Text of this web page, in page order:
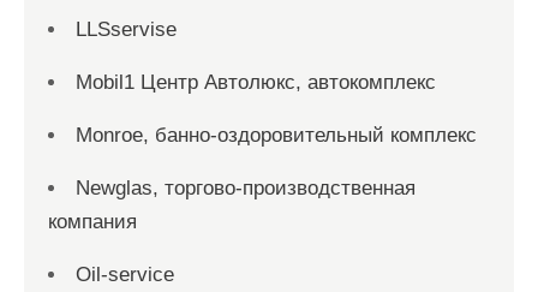
LLSservise
Mobil1 Центр Автолюкс, автокомплекс
Monroe, банно-оздоровительный комплекс
Newglas, торгово-производственная
компания
Oil-service